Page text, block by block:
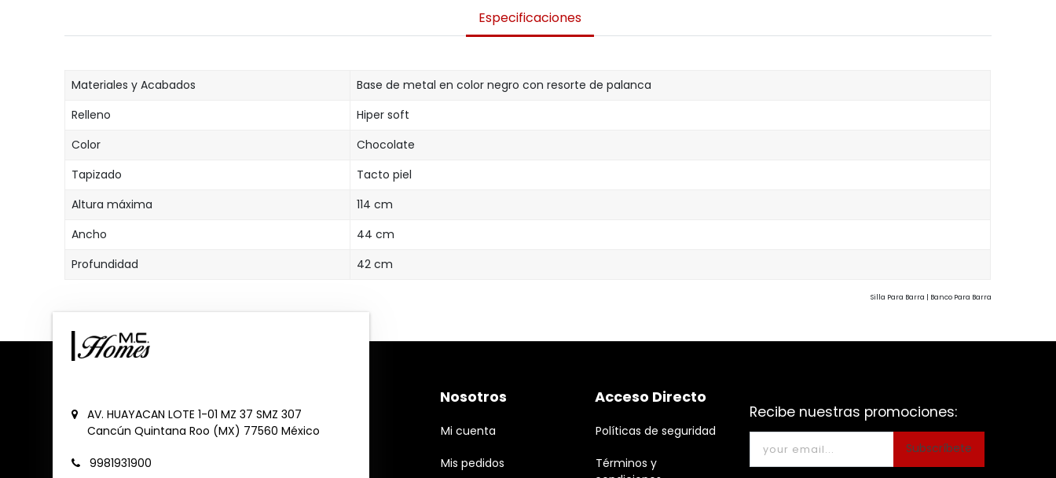
Especificaciones
Materiales y Acabados
Base de metal en color negro con resorte de palanca
Relleno
Hiper soft
Color
Chocolate
Tapizado
Tacto piel
Altura máxima
114 cm
Ancho
44 cm
Profundidad
42 cm
Silla Para Barra | Banco Para Barra
AV. HUAYACAN LOTE 1-01 MZ 37 SMZ 307
Cancún Quintana Roo (MX) 77560 México
9981931900
Nosotros
Mi cuenta
Mis pedidos
Acceso Directo
Políticas de seguridad
Términos y
Recibe nuestras promociones:
Subscríbete